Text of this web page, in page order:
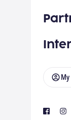
My
facebook